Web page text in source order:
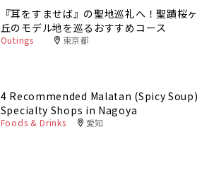
『耳をすませば』の聖地巡礼へ！聖蹟桜ヶ
丘のモデル地を巡るおすすめコース
Outings 東京都
4 Recommended Malatan (Spicy Soup)
Specialty Shops in Nagoya
Foods & Drinks 愛知